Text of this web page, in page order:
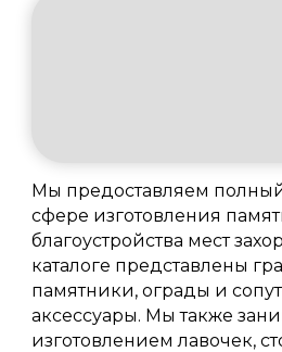
Мы предоставляем полный
сфере изготовления
благоустройства мест
каталоге представлены
памятники, ограды и
аксессуары. Мы также
изготовлением лавочек,